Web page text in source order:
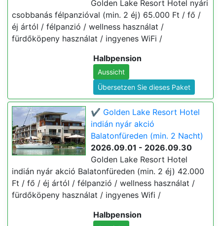
Golden Lake Resort Hotel nyári
csobbanás félpanzióval (min. 2 éj) 65.000 Ft / fő /
éj ártól / félpanzió / wellness használat /
fürdőköpeny használat / ingyenes WiFi /
Halbpension
Aussicht
Übersetzen Sie dieses Paket
✔️ Golden Lake Resort Hotel
indián nyár akció
Balatonfüreden (min. 2 Nacht)
2026.09.01 - 2026.09.30
Golden Lake Resort Hotel
indián nyár akció Balatonfüreden (min. 2 éj) 42.000
Ft / fő / éj ártól / félpanzió / wellness használat /
fürdőköpeny használat / ingyenes Wifi /
Halbpension